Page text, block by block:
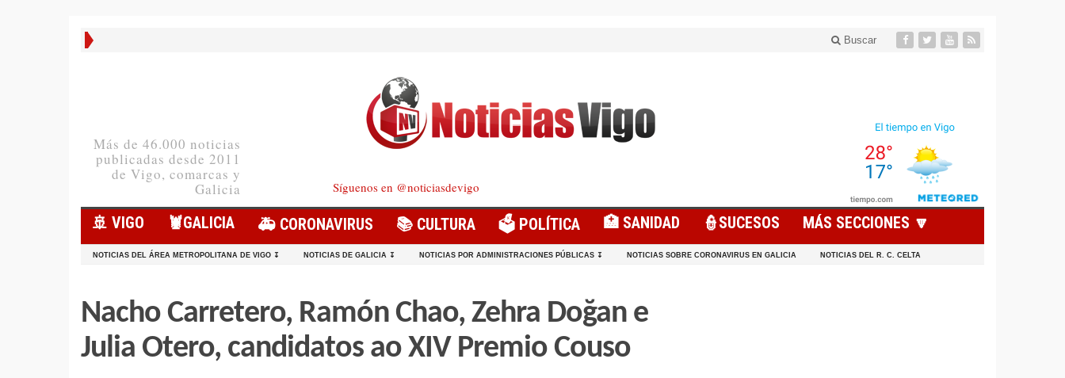
Buscar
Más de 46.000 noticias
publicadas desde 2011
de Vigo, comarcas y
Galicia
Síguenos en @noticiasdevigo
🚢 VIGO 🦞️GALICIA 🚑 CORONAVIRUS 📚 CULTURA 🗳️ POLÍTICA 🏥 SANIDAD 👮SUCESOS MÁS SECCIONES 🔽
NOTICIAS DEL ÁREA METROPOLITANA DE VIGO ↧ NOTICIAS DE GALICIA ↧ NOTICIAS POR ADMINISTRACIONES PÚBLICAS ↧ NOTICIAS SOBRE CORONAVIRUS EN GALICIA NOTICIAS DEL R. C. CELTA
Nacho Carretero, Ramón Chao, Zehra Doğan e
Julia Otero, candidatos ao XIV Premio Couso